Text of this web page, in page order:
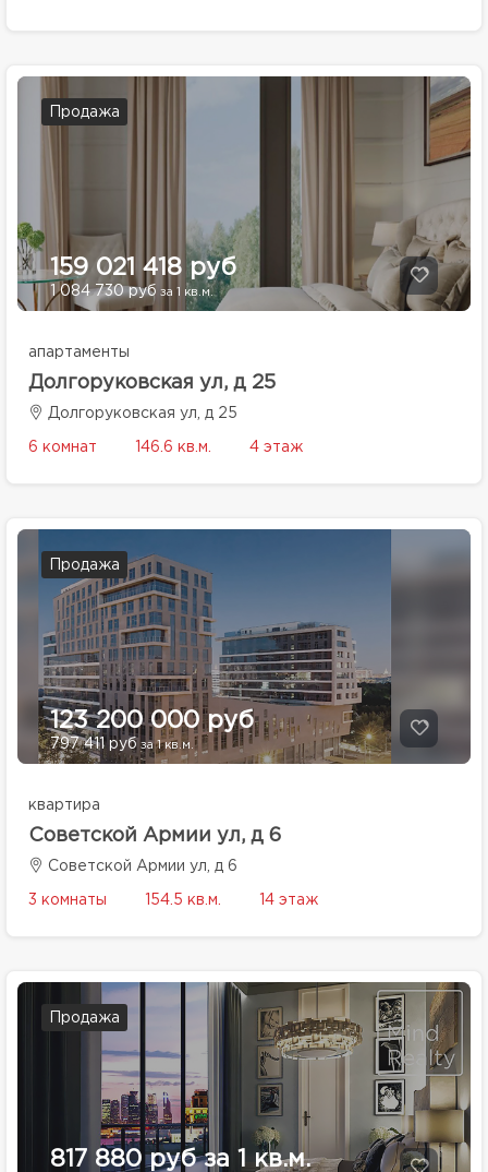
Продажа
159 021 418 руб
1 084 730 руб за 1 кв.м.
апартаменты
Долгоруковская ул, д 25
Долгоруковская ул, д 25
6 комнат 146.6 кв.м. 4 этаж
Продажа
123 200 000 руб
797 411 руб за 1 кв.м.
квартира
Советской Армии ул, д 6
Советской Армии ул, д 6
3 комнаты 154.5 кв.м. 14 этаж
Продажа
817 880 руб за 1 кв.м.